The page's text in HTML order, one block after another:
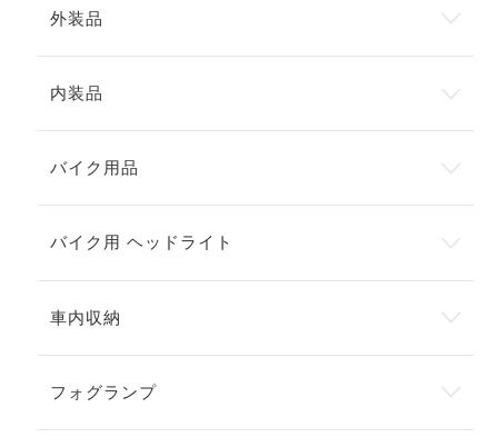
外装品
内装品
バイク用品
バイク用 ヘッドライト
車内収納
フォグランプ